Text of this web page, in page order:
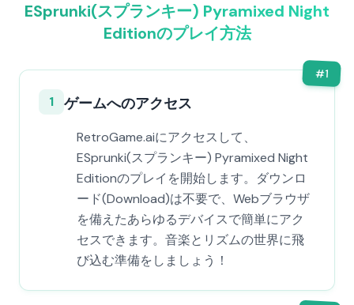
ESprunki(スプランキー) Pyramixed Night
Editionのプレイ方法
#1
1 ゲームへのアクセス
RetroGame.aiにアクセスして、
ESprunki(スプランキー) Pyramixed Night
Editionのプレイを開始します。ダウンロ
ード(Download)は不要で、Webブラウザ
を備えたあらゆるデバイスで簡単にアク
セスできます。音楽とリズムの世界に飛
び込む準備をしましょう！